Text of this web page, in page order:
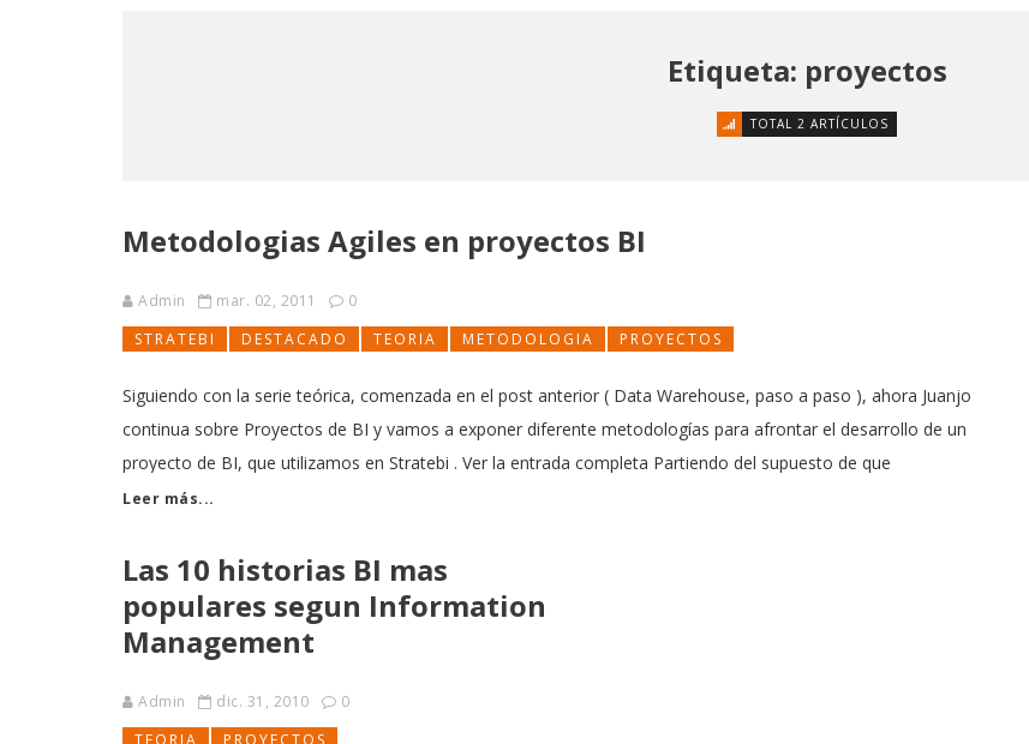
Etiqueta: proyectos
TOTAL 2 ARTÍCULOS
Metodologias Agiles en proyectos BI
Admin mar. 02, 2011
0
STRATEBI
DESTACADO TEORIA METODOLOGIA PROYECTOS
Siguiendo con la serie teórica, comenzada en el post anterior ( Data Warehouse, paso a paso ), ahora Juanjo
continua sobre Proyectos de BI y vamos a exponer diferente metodologías para afrontar el desarrollo de un
proyecto de BI, que utilizamos en Stratebi . Ver la entrada completa Partiendo del supuesto de que
Leer más...
Las 10 historias BI mas
populares segun Information
Management
Admin dic. 31, 2010
0
TEORIA
PROYECTOS